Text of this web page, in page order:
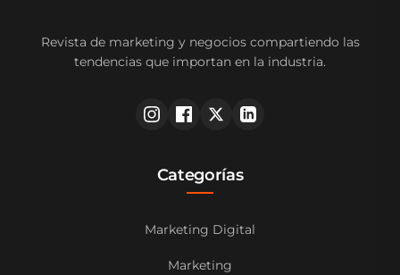
Revista de marketing y negocios compartiendo las
tendencias que importan en la industria.
Categorías
Marketing Digital
Marketing